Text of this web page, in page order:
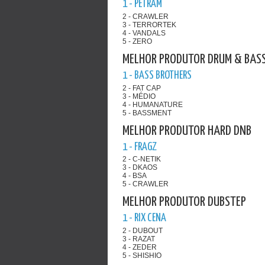
1 - PETRAM
2 - CRAWLER
3 - TERRORTEK
4 - VANDALS
5 - ZERO
MELHOR PRODUTOR DRUM &
1 - BASS BROTHERS
2 - FAT CAP
3 - MÉDIO
4 - HUMANATURE
5 - BASSMENT
MELHOR PRODUTOR HARD DNB
1 - FRAGZ
2 - C-NETIK
3 - DKAOS
4 - BSA
5 - CRAWLER
MELHOR PRODUTOR DUBSTEP
1 - RIX CENA
2 - DUBOUT
3 - RAZAT
4 - ZEDER
5 - SHISHIO